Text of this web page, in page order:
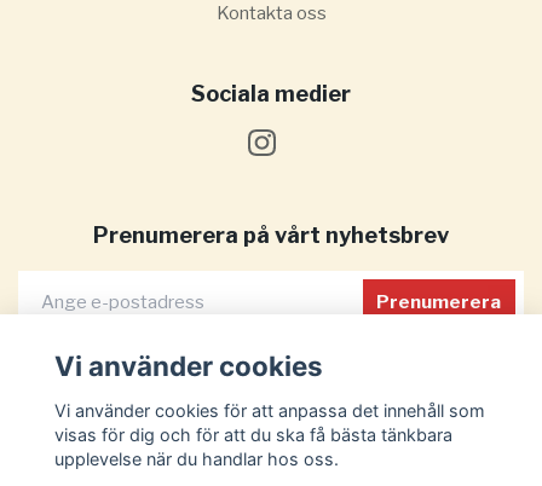
Kontakta oss
Sociala medier
Prenumerera på vårt nyhetsbrev
Prenumerera
Vi använder cookies
Vi använder cookies för att anpassa det innehåll som
visas för dig och för att du ska få bästa tänkbara
upplevelse när du handlar hos oss.